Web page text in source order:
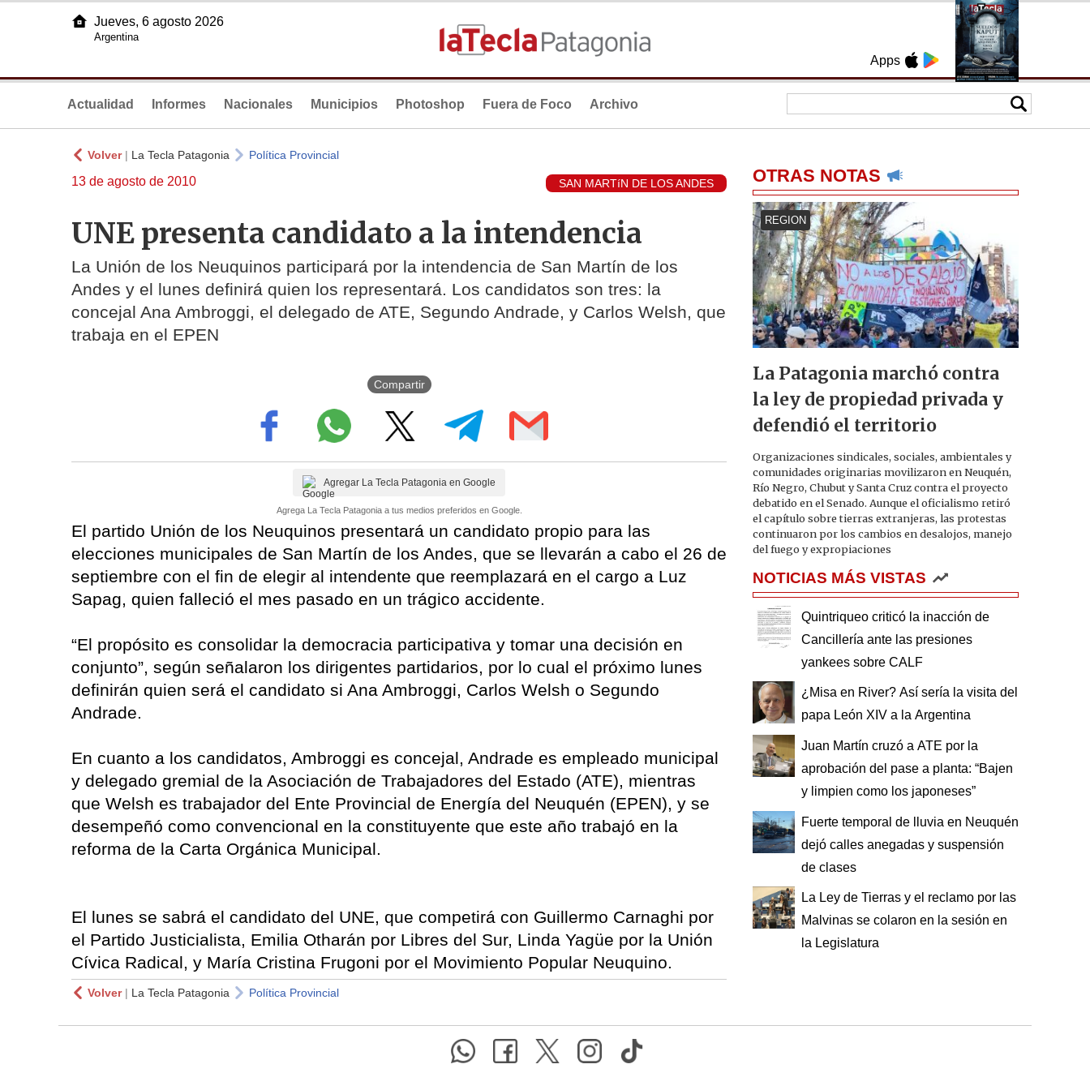
Apps
Jueves, 6 agosto 2026
Argentina
Actualidad Informes Nacionales Municipios Photoshop Fuera de Foco Archivo
Volver| La Tecla Patagonia Política Provincial
13 de agosto de 2010 SAN MARTíN DE LOS ANDES
UNE presenta candidato a la intendencia
La Unión de los Neuquinos participará por la intendencia de San Martín de los
Andes y el lunes definirá quien los representará. Los candidatos son tres: la
concejal Ana Ambroggi, el delegado de ATE, Segundo Andrade, y Carlos Welsh, que
trabaja en el EPEN
Compartir
Agregar La Tecla Patagonia en Google
Agrega La Tecla Patagonia a tus medios preferidos en Google.
El partido Unión de los Neuquinos presentará un candidato propio para las
elecciones municipales de San Martín de los Andes, que se llevarán a cabo el 26 de
septiembre con el fin de elegir al intendente que reemplazará en el cargo a Luz
Sapag, quien falleció el mes pasado en un trágico accidente.
“El propósito es consolidar la democracia participativa y tomar una decisión en
conjunto”, según señalaron los dirigentes partidarios, por lo cual el próximo lunes
definirán quien será el candidato si Ana Ambroggi, Carlos Welsh o Segundo
Andrade.
En cuanto a los candidatos, Ambroggi es concejal, Andrade es empleado municipal
y delegado gremial de la Asociación de Trabajadores del Estado (ATE), mientras
que Welsh es trabajador del Ente Provincial de Energía del Neuquén (EPEN), y se
desempeñó como convencional en la constituyente que este año trabajó en la
reforma de la Carta Orgánica Municipal.
El lunes se sabrá el candidato del UNE, que competirá con Guillermo Carnaghi por
el Partido Justicialista, Emilia Otharán por Libres del Sur, Linda Yagüe por la Unión
Cívica Radical, y María Cristina Frugoni por el Movimiento Popular Neuquino.
Volver| La Tecla Patagonia Política Provincial
OTRAS NOTAS
REGION
La Patagonia marchó contra
la ley de propiedad privada y
defendió el territorio
Organizaciones sindicales, sociales, ambientales y
comunidades originarias movilizaron en Neuquén,
Río Negro, Chubut y Santa Cruz contra el proyecto
debatido en el Senado. Aunque el oficialismo retiró
el capítulo sobre tierras extranjeras, las protestas
continuaron por los cambios en desalojos, manejo
del fuego y expropiaciones
NOTICIAS MÁS VISTAS
Quintriqueo criticó la inacción de
Cancillería ante las presiones
yankees sobre CALF
¿Misa en River? Así sería la visita del
papa León XIV a la Argentina
Juan Martín cruzó a ATE por la
aprobación del pase a planta: “Bajen
y limpien como los japoneses”
Fuerte temporal de lluvia en Neuquén
dejó calles anegadas y suspensión
de clases
La Ley de Tierras y el reclamo por las
Malvinas se colaron en la sesión en
la Legislatura